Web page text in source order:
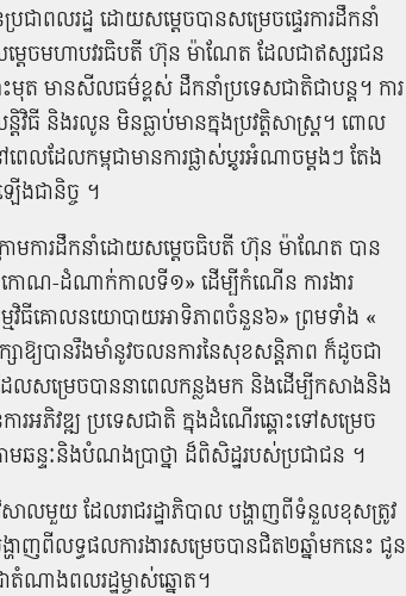
ាពលរដ្ឋ ដោយ​សម្តេច​បាន​សម្រេច​ផ្ទេរ​ការ​ដឹកនាំ​
តេច​មហា​បវរ​ធិ​បតី ហ៊ុន ម៉ា​ណែ​ត ដែល​ជា​ឥស្សរជន​
ះមុត មាន​សីលធម៌​ខ្ពស់ ដឹកនាំ​ប្រទេស​ជាតិ​ជា​បន្ត​។ ការ​
តិវិធី និង​រលូន មិន​ធ្លាប់​មាន​ក្នុង​ប្រវត្តិសាស្ត្រ​។ ពោល​
េល​ដែល​កម្ពុជា​មានការ​ផ្លាស់​ប្តូរ​អំណាច​ម្តង​ៗ តែង​
ឡើងជា​និច្ច​ ។
រោម​ការ​ដឹកនាំ​ដោយ​សម្តេច​ធិ​បតី ហ៊ុន ម៉ា​ណែ​ត បាន​
កោណ​-​ដំណាក់កាល​ទី​១» ដើម្បី​កំណើន ការងារ
មវិធី​គោលនយោបាយ​អាទិភាព​ចំនួន​៦» ព្រមទាំង «​
សា​ឱ្យ​បាន​រឹង​មាំ​នូវ​ច​លន​ការ​នៃ​សុខ​សន្តិភាព ក៏​ដូច​ជា​
ល​សម្រេច​បាន​នា​ពេល​កន្លង​មក និង​ដើម្បី​កសាង​និង​
រ​អភិវឌ្ឍ ប្រទេស​ជាតិ ក្នុង​ដំណើរ​ឆ្ពោះទៅ​សម្រេច​
ម​ឆន្ទៈ​និង​បំណងប្រាថ្នា ដ៏​ពិសិដ្ឋ​របស់​ប្រជាជន ​។
សាល​មួយ​ ដែល​រាជរដ្ឋាភិបាល បង្ហាញ​ពី​ទំនួល​ខុស​ត្រូវ​
ញ​ពី​លទ្ធផល​ការងារ​សម្រេច​បាន​ជិត​២​ឆ្នាំ​មកនេះ ជូន​
តំណាង​ពលរដ្ឋ​ម្ចាស់​ឆ្នោត​។